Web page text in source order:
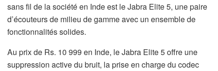
sans fil de la société en Inde est le Jabra Elite 5, une paire
d’écouteurs de milieu de gamme avec un ensemble de
fonctionnalités solides.
Au prix de Rs. 10 999 en Inde, le Jabra Elite 5 offre une
suppression active du bruit, la prise en charge du codec